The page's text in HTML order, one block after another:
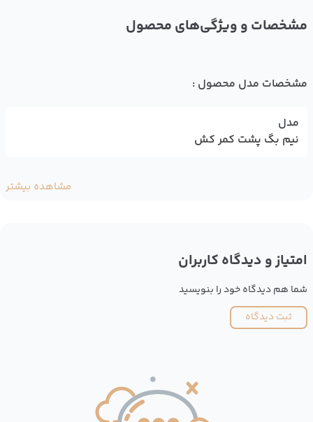
مشخصات و ویژگی‌های محصول
مشخصات مدل محصول :
مدل
نیم بگ پشت کمر کش
مشاهده بیشتر
امتیاز و دیدگاه کاربران
شما هم دیدگاه خود را بنویسید
ثبت دیدگاه